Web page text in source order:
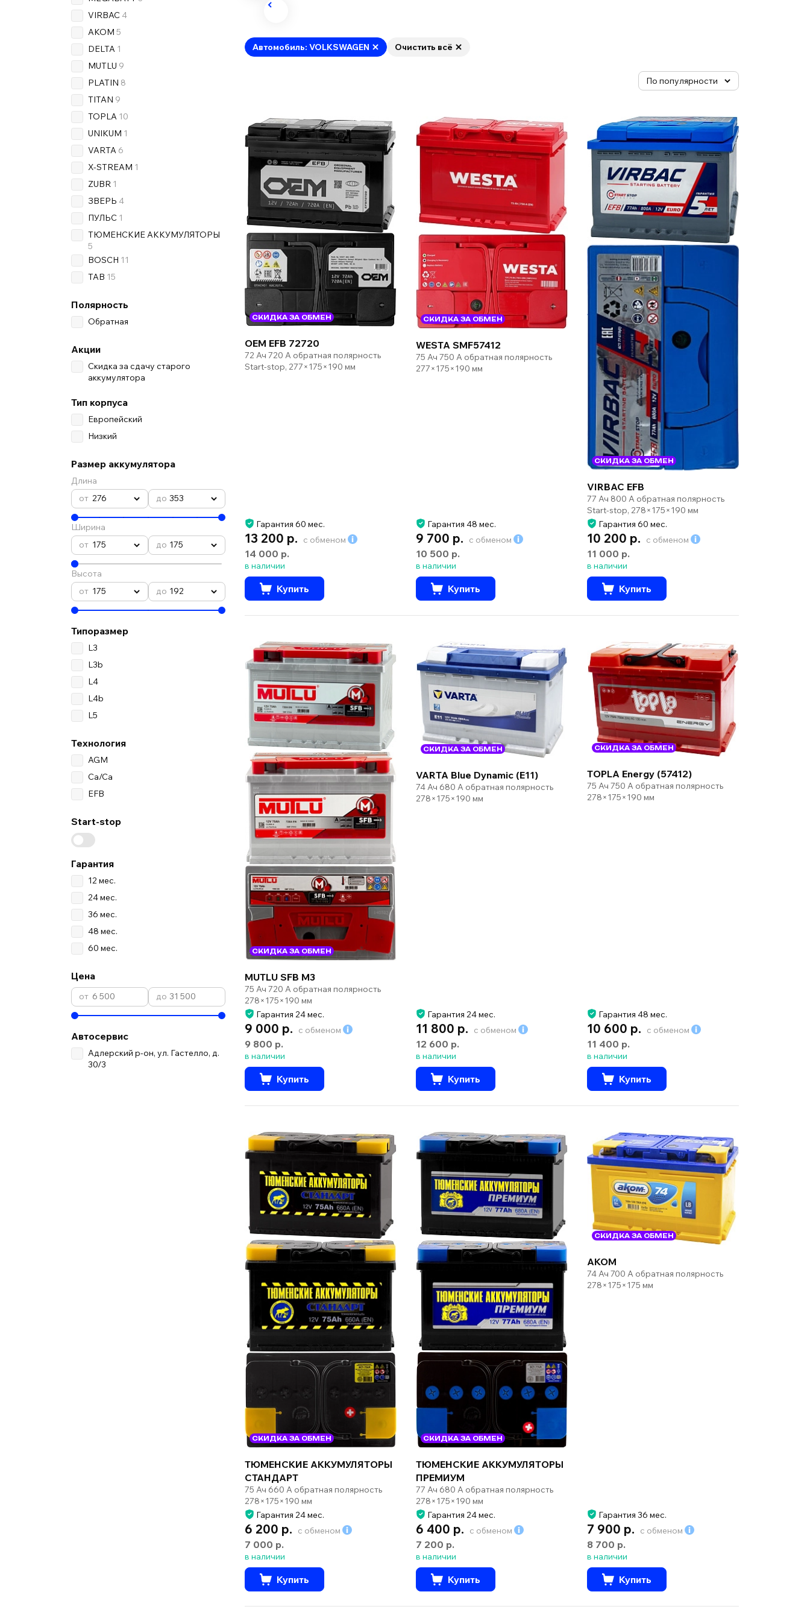
VIRBAC 4
AKOM 5
DELTA 1
MUTLU 9
PLATIN 8
TITAN 9
TOPLA 10
UNIKUM 1
VARTA 6
X-STREAM 1
ZUBR 1
ЗВЕРЬ 4
ПУЛЬС 1
ТЮМЕНСКИЕ АККУМУЛЯТОРЫ
5
BOSCH 11
TAB 15
Полярность
Обратная
Акции
Скидка за сдачу старого
аккумулятора
Тип корпуса
Европейский
Низкий
Размер аккумулятора
Длина
276
353
Ширина
175
175
Высота
175
192
Типоразмер
L3
L3b
L4
L4b
L5
Технология
AGM
Ca/Ca
EFB
Start-stop
Гарантия
12 мес.
24 мес.
36 мес.
48 мес.
60 мес.
Цена
Автосервис
Адлерский р-он, ул. Гастелло, д.
30/3
Автомобиль: VOLKSWAGEN Очистить всё
СКИДКА ЗА ОБМЕН
OEM EFB 72720
72 Ач 720 А обратная полярность
Start-stop, 277×175×190 мм
Гарантия 60 мес.
13 200 р. с обменом
14 000 р.
в наличии
Купить
СКИДКА ЗА ОБМЕН
WESTA SMF57412
75 Ач 750 А обратная полярность
277×175×190 мм
Гарантия 48 мес.
9 700 р. с обменом
10 500 р.
в наличии
Купить
СКИДКА ЗА ОБМЕН
VIRBAC EFB
77 Ач 800 А обратная полярность
Start-stop, 278×175×190 мм
Гарантия 60 мес.
10 200 р. с обменом
11 000 р.
в наличии
Купить
СКИДКА ЗА ОБМЕН
MUTLU SFB M3
75 Ач 720 А обратная полярность
278×175×190 мм
Гарантия 24 мес.
9 000 р. с обменом
9 800 р.
в наличии
Купить
СКИДКА ЗА ОБМЕН
VARTA Blue Dynamic (E11)
74 Ач 680 А обратная полярность
278×175×190 мм
Гарантия 24 мес.
11 800 р. с обменом
12 600 р.
в наличии
Купить
СКИДКА ЗА ОБМЕН
TOPLA Energy (57412)
75 Ач 750 А обратная полярность
278×175×190 мм
Гарантия 48 мес.
10 600 р. с обменом
11 400 р.
в наличии
Купить
СКИДКА ЗА ОБМЕН
ТЮМЕНСКИЕ АККУМУЛЯТОРЫ
СТАНДАРТ
75 Ач 660 А обратная полярность
278×175×190 мм
Гарантия 24 мес.
6 200 р. с обменом
7 000 р.
в наличии
Купить
СКИДКА ЗА ОБМЕН
ТЮМЕНСКИЕ АККУМУЛЯТОРЫ
ПРЕМИУМ
77 Ач 680 А обратная полярность
278×175×190 мм
Гарантия 24 мес.
6 400 р. с обменом
7 200 р.
в наличии
Купить
СКИДКА ЗА ОБМЕН
AKOM
74 Ач 700 А обратная полярность
278×175×175 мм
Гарантия 36 мес.
7 900 р. с обменом
8 700 р.
в наличии
Купить